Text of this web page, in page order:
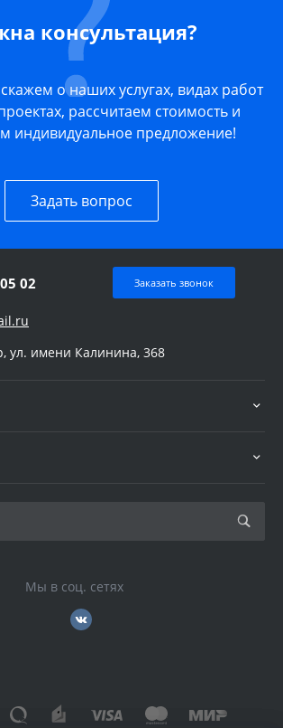
консультация?
о наших услугах, видах работ
рассчитаем стоимость и
индивидуальное предложение!
Задать вопрос
02 Заказать звонок
ул. имени Калинина, 368
Мы в соц. сетях